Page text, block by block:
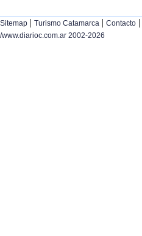
Sitemap | Turismo Catamarca | Contacto |
/www.diarioc.com.ar 2002-2026